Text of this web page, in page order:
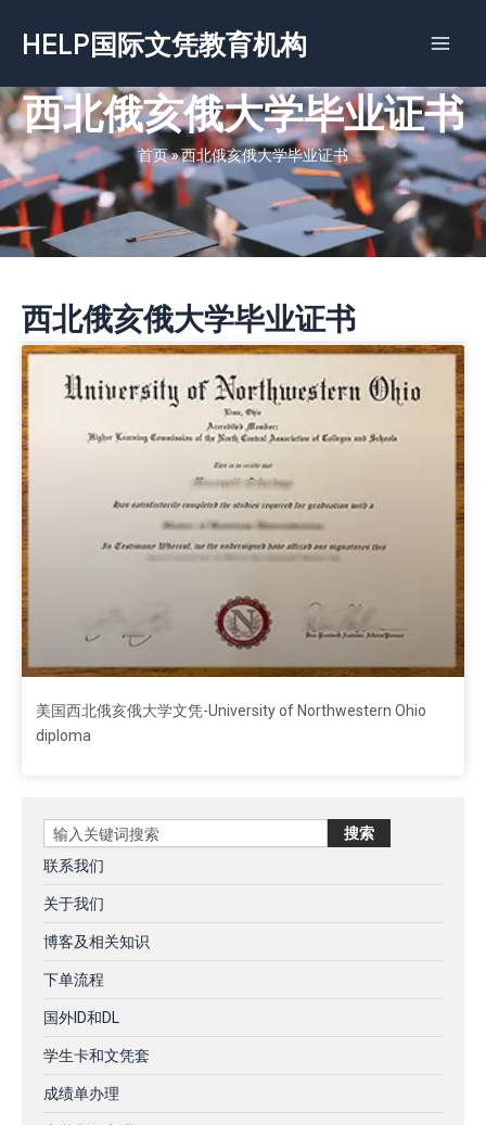
容
HELP国际文凭教育机构
西北俄亥俄大学毕业证书
首页»西北俄亥俄大学毕业证书
西北俄亥俄大学毕业证书
美国西北俄亥俄大学文凭-University of Northwestern Ohio
diploma
Search 搜索
联系我们
关于我们
博客及相关知识
下单流程
国外ID和DL
学生卡和文凭套
成绩单办理